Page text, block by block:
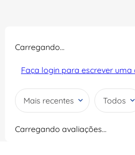
Carregando…
Faça login para escrever uma
Mais recentes Todos
Carregando avaliações…